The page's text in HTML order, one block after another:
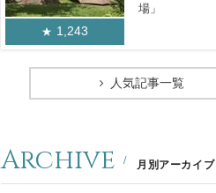
1,243
場」
人気記事一覧
Archive 月別アーカイブ